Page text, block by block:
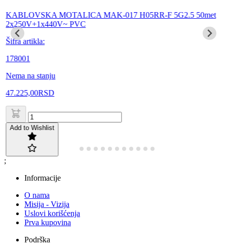
KABLOVSKA MOTALICA MAK-017 H05RR-F 5G2.5 50met
2x250V+1x440V~ PVC
Šifra artikla:
178001
Nema na stanju
47.225,00RSD
Add to Wishlist
;
Informacije
O nama
Misija - Vizija
Uslovi korišćenja
Prva kupovina
Podrška